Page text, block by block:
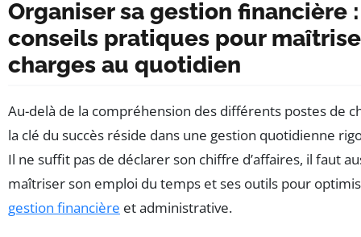
Organiser sa gestion financière :
conseils pratiques pour
charges au quotidien
Au-delà de la compréhension des différents postes de
la clé du succès réside dans une gestion quotidienne
Il ne suffit pas de déclarer son chiffre d’affaires, il faut
maîtriser son emploi du temps et ses outils pour
gestion financière et administrative.